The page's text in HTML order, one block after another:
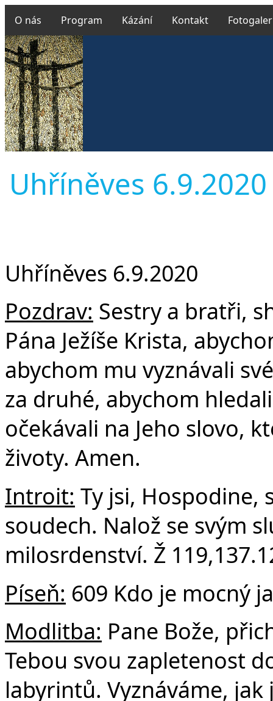
O nás Program Kázání Kontakt
Uhříněves
Uhříněves 6.9.2020
Pozdrav: Sestry a bratři,
Pána Ježíše Krista,
abychom mu vyznávali
za druhé, abychom
očekávali na Jeho slovo,
životy. Amen.
Introit: Ty jsi, Hospodine,
soudech. Nalož se svým
milosrdenství. Ž
Píseň: 609 Kdo je mocný
Modlitba: Pane Bože,
Tebou svou zapletenost
labyrintů. Vyznáváme,